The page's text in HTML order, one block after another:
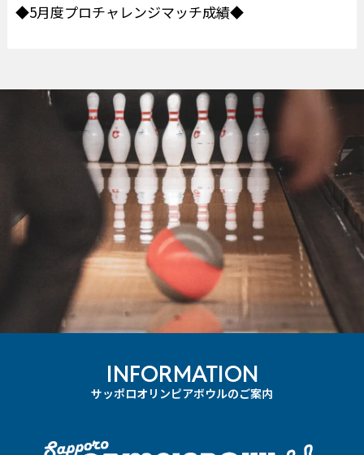
◆5月度プロチャレンジマッチ成績◆
INFORMATION
サッポロオリンピアボウルのご案内